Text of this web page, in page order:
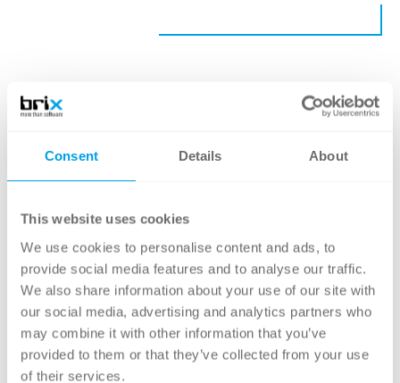
Consent Details About
This website uses cookies
We use cookies to personalise content and ads, to
provide social media features and to analyse our traffic.
We also share information about your use of our site with
our social media, advertising and analytics partners who
may combine it with other information that you’ve
provided to them or that they’ve collected from your use
of their services.
INSIGHTS FÜR
DIGITALE
ENTSCHEIDER
Jeden Monat praxisnahe
Einblicke, neue Blogartikel,